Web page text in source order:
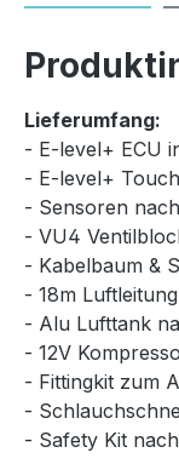
Lieferumfang:
- E-level+ ECU
- E-level+
- Sensoren
- VU4
- Kabelbaum &
- 18m Luftleitung
- Alu Lufttank
- 12V
- Fittingkit zum
-
- Safety Kit